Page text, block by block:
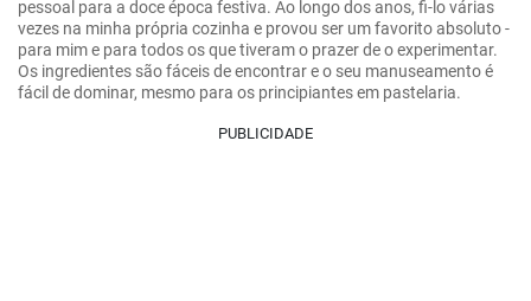
pessoal para a doce época festiva. Ao longo dos anos, fi-lo várias
vezes na minha própria cozinha e provou ser um favorito absoluto -
para mim e para todos os que tiveram o prazer de o experimentar.
Os ingredientes são fáceis de encontrar e o seu manuseamento é
fácil de dominar, mesmo para os principiantes em pastelaria.
PUBLICIDADE